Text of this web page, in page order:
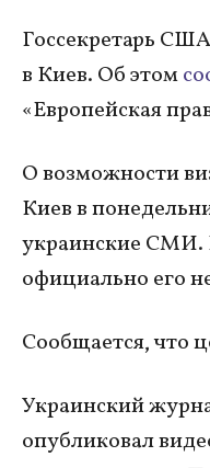
Госсекретарь
в Киев. Об этом
«Европейская
О возможности
Киев в
украинские СМИ.
официально его
Сообщается, что
Украинский
опубликовал